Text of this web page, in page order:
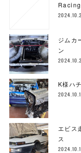
ジムカ
ン
K様ハ
エビス
ス